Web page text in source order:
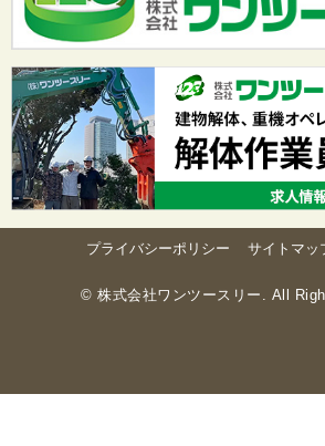
プライバシーポリシー サイトマッ
© 株式会社ワンツースリー. All